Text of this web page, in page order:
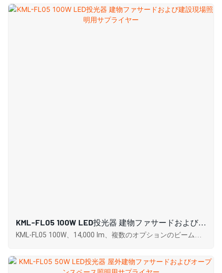
保護による優れた耐久性。
KML-FL05 100W LED投光器 建物ファサードおよび建
設現場照明用サプライヤー
KML-FL05 100W、14,000 lm、複数のオプションのビーム角
保護による優れた耐久性。